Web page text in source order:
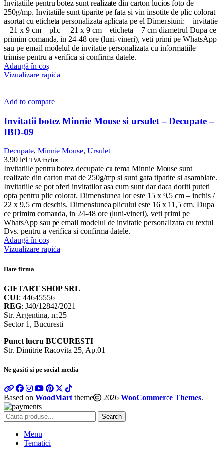
Invitatiile pentru botez sunt realizate din carton lucios foto de
250g/mp. Invitatiile sunt tiparite pe fata si vin insotite de plic colorat
asortat cu eticheta personalizata aplicata pe el Dimensiuni: – invitatie
– 21 x 9 cm – plic – 21 x 9 cm – eticheta – 7 cm diametrul Dupa ce
primim comanda, in 24-48 ore (luni-vineri), veti primi pe WhatsApp
sau pe email modelul de invitatie personalizata cu informatiile
trimise pentru a verifica si confirma datele.
Adaugă în coș
Vizualizare rapida
Add to compare
Invitatii botez Minnie Mouse si ursulet – Decupate –
IBD-09
Decupate, Minnie Mouse, Ursulet
3.90 lei TVA inclus
Invitatiile pentru botez decupate cu tema Minnie Mouse sunt
realizate din carton mat de 250g/mp si sunt gata tiparite si asamblate.
Invitatiile se pot oferi invitatilor asa cum sunt dar daca doriti puteti
opta pentru plic colorat. Dimensiunea lor este 15 x 9,5 cm – inchis /
22 x 9,5 cm deschis. Dimensiunea plicului este 16 x 11,5 cm. Dupa
ce primim comanda, in 24-48 ore (luni-vineri), veti primi pe
WhatsApp sau pe email modelul de invitatie personalizata cu textul
Dvs. pentru a verifica si confirma datele.
Adaugă în coș
Vizualizare rapida
Date firma
GIFTART SHOP SRL
CUI: 44645556
REG: J40/12842/2021
Str. Argentina, nr.25
Sector 1, Bucuresti
Punct lucru BUCURESTI
Str. Dimitrie Racovita 25, Ap.01
Ne gasiti si pe social media
Based on WoodMart theme 2026 WooCommerce Themes.
Search
Menu
Tematici